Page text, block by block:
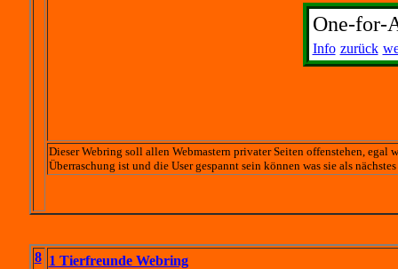
One-for-
Info zurück
Dieser Webring soll allen Webmastern privater Seiten offenstehen, egal
Überraschung ist und die User gespannt sein können was sie als
8 1 Tierfreunde Webring